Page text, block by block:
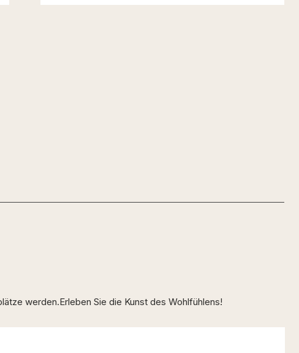
werden.Erleben Sie die Kunst des Wohlfühlens!